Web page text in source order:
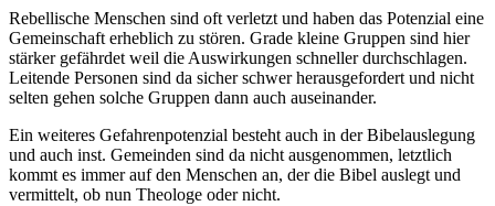
Rebellische Menschen sind oft verletzt und haben das Potenzial eine
Gemeinschaft erheblich zu stören. Grade kleine Gruppen sind hier
stärker gefährdet weil die Auswirkungen schneller durchschlagen.
Leitende Personen sind da sicher schwer herausgefordert und nicht
selten gehen solche Gruppen dann auch auseinander.
Ein weiteres Gefahrenpotenzial besteht auch in der Bibelauslegung
und auch inst. Gemeinden sind da nicht ausgenommen, letztlich
kommt es immer auf den Menschen an, der die Bibel auslegt und
vermittelt, ob nun Theologe oder nicht.